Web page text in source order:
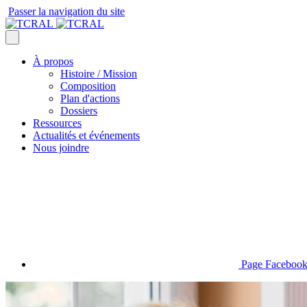
Passer la navigation du site
À propos
Histoire / Mission
Composition
Plan d'actions
Dossiers
Ressources
Actualités et événements
Nous joindre
Page Facebook